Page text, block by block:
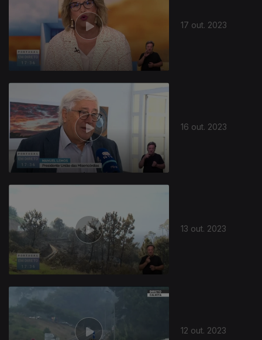
17 out. 2023
16 out. 2023
13 out. 2023
12 out. 2023